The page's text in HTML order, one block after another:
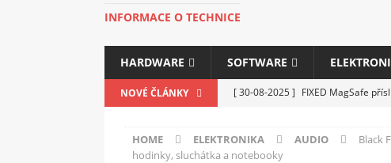
INFORMACE O TECHNICE
HARDWARE SOFTWARE
NOVÉ ČLÁNKY [ 30-08-2025 ] FIXED MagSafe
[ 14-05-2025 ] Genius na veletrhu
HOME ELEKTRONIKA AUDIO
Black
hodinky, sluchátka a notebooky